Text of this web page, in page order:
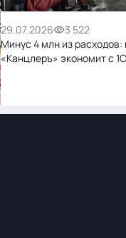
29.07.2026
3 522
Минус 4 млн из расходов:
«Канцлеръ» экономит с